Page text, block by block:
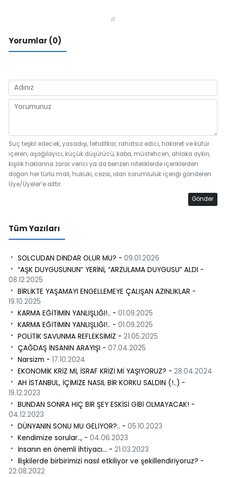
#
Yorumlar (0)
Suç teşkil edecek, yasadışı, tehditkar, rahatsız edici, hakaret ve küfür
içeren, aşağılayıcı, küçük düşürücü, kaba, müstehcen, ahlaka aykırı,
kişilik haklarına zarar verici ya da benzeri niteliklerde içeriklerden
doğan her türlü mali, hukuki, cezai, idari sorumluluk içeriği gönderen
Üye/Üyeler’e aittir.
Gönder
Tüm Yazıları
SOLCUDAN DİNDAR OLUR MU? - 09.01.2026
“AŞK DUYGUSUNUN” YERİNİ, “ARZULAMA DUYGUSU” ALDI -
08.12.2025
BİRLİKTE YAŞAMAYI ENGELLEMEYE ÇALIŞAN AZINLIKLAR -
19.10.2025
KARMA EĞİTİMİN YANLIŞLIĞI!.. - 01.09.2025
KARMA EĞİTİMİN YANLIŞLIĞI!.. - 01.09.2025
POLİTİK SAVUNMA REFLEKSİMİZ - 21.05.2025
ÇAĞDAŞ İNSANIN ARAYIŞI - 07.04.2025
Narsizm - 17.10.2024
EKONOMİK KRİZ Mİ, İSRAF KRİZİ Mİ YAŞIYORUZ? - 28.04.2024
AH İSTANBUL, İÇİMİZE NASIL BİR KORKU SALDIN (!..) -
19.12.2023
BUNDAN SONRA HİÇ BİR ŞEY ESKİSİ GİBİ OLMAYACAK! -
04.12.2023
DÜNYANIN SONU MU GELİYOR?.. - 05.10.2023
Kendimize sorular.., - 04.06.2023
İnsanın en önemli ihtiyacı... - 21.03.2023
İlişkilerde birbirimizi nasıl etkiliyor ve şekillendiriyoruz? -
22.08.2022